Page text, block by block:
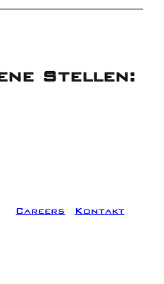
Stellen:
Careers Kontakt